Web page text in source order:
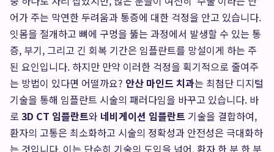
어가 주는 막연한 두려움과 통증에 대한 걱정을 안고 있습니다.
잇몸을 절개하고 뼈에 구멍을 뚫는 과정에서 발생할 수 있는 통
증, 부기, 그리고 긴 회복 기간은 임플란트를 망설이게 하는 주
된 요인입니다. 하지만 만약 이러한 걱정을 획기적으로 줄여주
는 방법이 있다면 어떨까요? 안산 마인드 치과는 최첨단 디지털
기술을 통해 임플란트 시술의 패러다임을 바꾸고 있습니다. 바
로 3D CT 임플란트와 네비게이션 임플란트 기술을 결합하여,
환자의 고통은 최소화하고 시술의 정확성과 안전성은 극대화하
는 것입니다. 이는 단순히 기술의 도입을 넘어, 환자 한 분 한 분